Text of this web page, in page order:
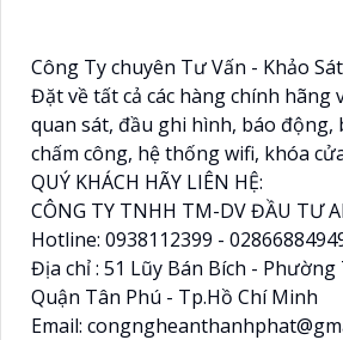
Công Ty chuyên Tư Vấn - Khảo
Đặt về tất cả các hàng chính hãng
quan sát, đầu ghi hình, báo động,
chấm công, hệ thống wifi, khóa
QUÝ KHÁCH HÃY LIÊN HỆ:
CÔNG TY TNHH TM-DV ĐẦU TƯ
Hotline: 0938112399 -
Địa chỉ : 51 Lũy Bán Bích -
Quận Tân Phú - Tp.Hồ Chí Minh
Email: